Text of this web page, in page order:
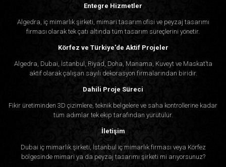
Entegre Hizmetler
Algedra, iç mimarlık şirketi, mimari tasarım ofisi ve peyzaj tasarımı
firması olarak tek çatı altında tüm tasarım süreçlerini yönetir.
Körfez ve Türkiye'de Aktif Projeler
Algedra, Dubai, İstanbul, Riyad, Doha, Manama, Kuveyt ve Maskat’ta
aktif olarak çalışan sayılı dekorasyon firmalarından biridir.
Dahili Proje Süreci
Fikir üretiminden 3D çizimlere, teknik belgelere ve saha kontrollerine kadar
tüm adımlar tek ekip tarafından yürütülür.
İletişim
Dubai iç mimarlık şirketi, İstanbul iç mimarlık firması veya Körfez
bölgesinde mimari ya da peyzaj tasarımı şirketi mi arıyorsunuz?